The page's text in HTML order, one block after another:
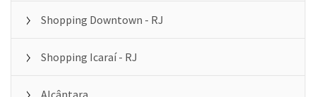
Shopping Downtown - RJ
Shopping Icaraí - RJ
Alcântara